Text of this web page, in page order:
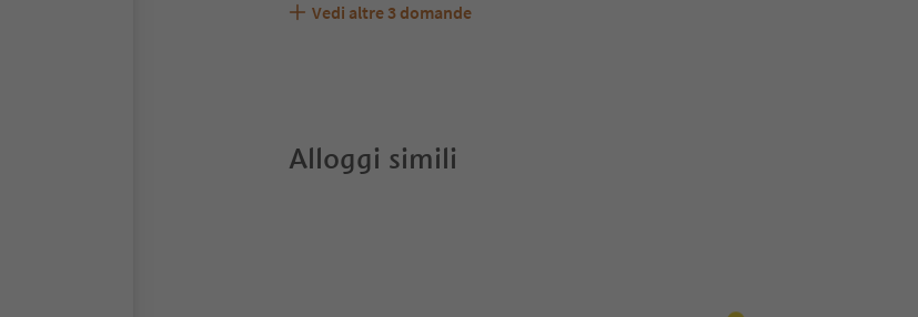
Maso Gemangerhof accetta animali domestici?
Quali servizi/attività sono disponibili presso Maso Gemangerhof?
Gli ospiti di Maso Gemangerhof ricevono l'Alto Adige Guest Pass?
Vedi altre 3 domande
Alloggi simili